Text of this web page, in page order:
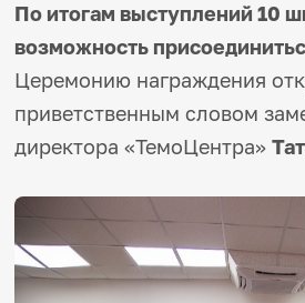
По итогам выступлений 10
возможность
Церемонию награждения
приветственным словом
директора «ТемоЦентра»